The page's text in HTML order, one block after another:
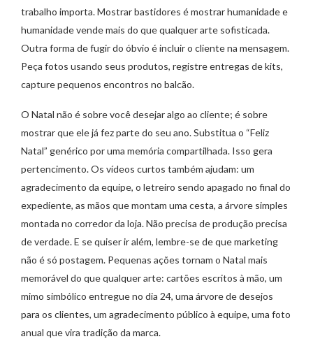
trabalho importa. Mostrar bastidores é mostrar humanidade e
humanidade vende mais do que qualquer arte sofisticada.
Outra forma de fugir do óbvio é incluir o cliente na mensagem.
Peça fotos usando seus produtos, registre entregas de kits,
capture pequenos encontros no balcão.
O Natal não é sobre você desejar algo ao cliente; é sobre
mostrar que ele já fez parte do seu ano. Substitua o “Feliz
Natal” genérico por uma memória compartilhada. Isso gera
pertencimento. Os vídeos curtos também ajudam: um
agradecimento da equipe, o letreiro sendo apagado no final do
expediente, as mãos que montam uma cesta, a árvore simples
montada no corredor da loja. Não precisa de produção precisa
de verdade. E se quiser ir além, lembre-se de que marketing
não é só postagem. Pequenas ações tornam o Natal mais
memorável do que qualquer arte: cartões escritos à mão, um
mimo simbólico entregue no dia 24, uma árvore de desejos
para os clientes, um agradecimento público à equipe, uma foto
anual que vira tradição da marca.